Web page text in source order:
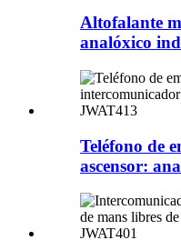
Altofalante
analóxico
Teléfono de
ascensor: